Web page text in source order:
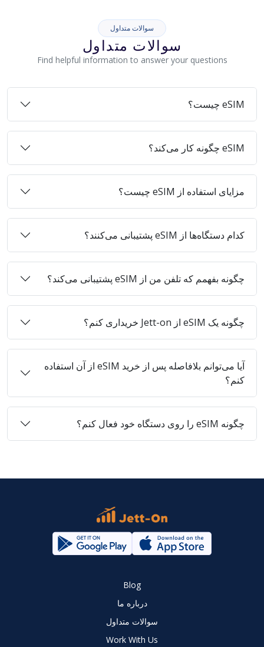
سوالات متداول
سوالات متداول
Find helpful information to answer your questions
eSIM چیست؟
eSIM چگونه کار می‌کند؟
مزایای استفاده از eSIM چیست؟
کدام دستگاه‌ها از eSIM پشتیبانی می‌کنند؟
چگونه بفهمم که تلفن من از eSIM پشتیبانی می‌کند؟
چگونه یک eSIM از Jett-on خریداری کنم؟
آیا می‌توانم بلافاصله پس از خرید eSIM از آن استفاده
کنم؟
چگونه eSIM را روی دستگاه خود فعال کنم؟
Blog
درباره ما
سوالات متداول
Work With Us